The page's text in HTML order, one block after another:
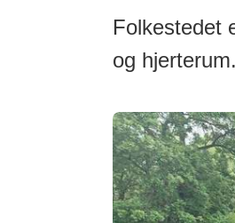
Folkestedet
og hjerterum.